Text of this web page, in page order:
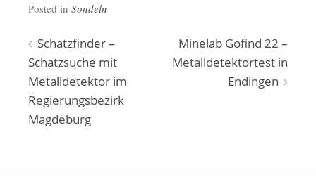
Posted in Sondeln
Beitragsnavigation
Schatzfinder –
Schatzsuche mit
Metalldetektor im
Regierungsbezirk
Magdeburg
Minelab Gofind 22 –
Metalldetektortest in
Endingen